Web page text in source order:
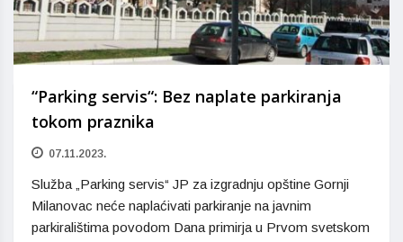
“Parking servis“: Bez naplate parkiranja
tokom praznika
07.11.2023.
Služba „Parking servis“ JP za izgradnju opštine Gornji
Milanovac neće naplaćivati parkiranje na javnim
parkiralištima povodom Dana primirja u Prvom svetskom